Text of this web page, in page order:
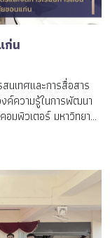
ก่น
นเทศและการสื่อสาร
งค์ความรู้ในการพัฒนา
มพิวเตอร์ มหาวิทยาลัย